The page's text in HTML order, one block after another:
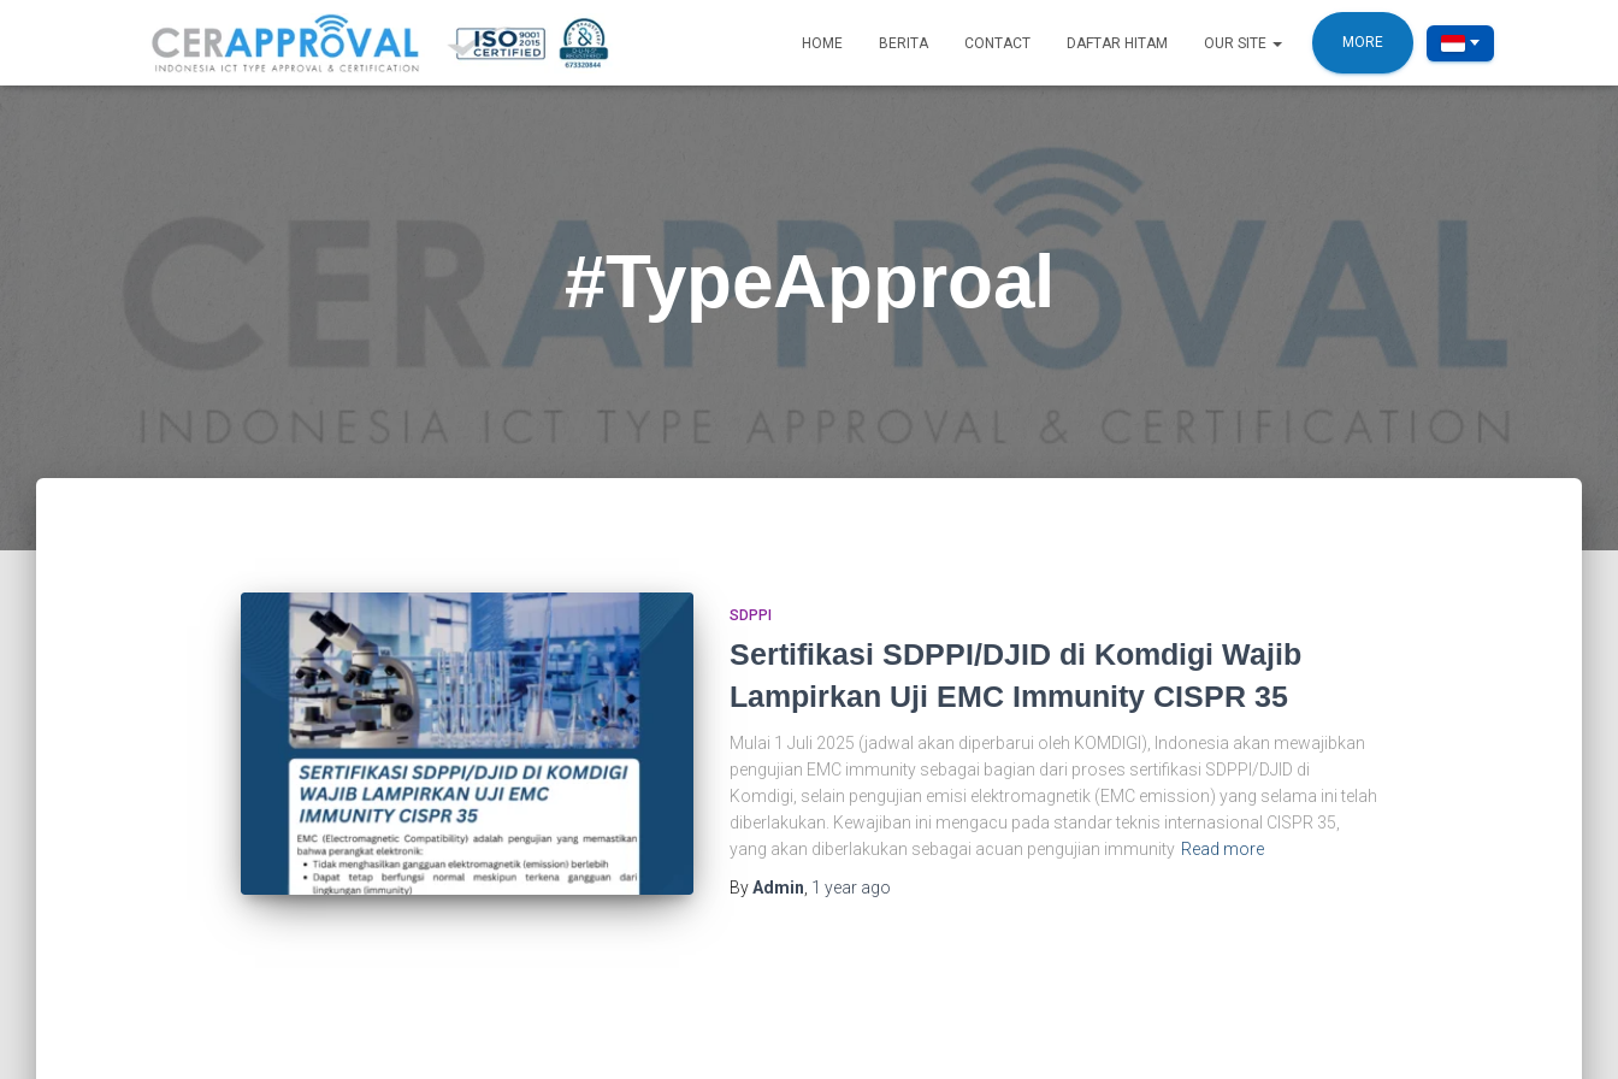
HOME BERITA CONTACT DAFTAR HITAM OUR SITE MORE
#TypeApproal
SDPPI
Sertifikasi SDPPI/DJID di Komdigi Wajib
Lampirkan Uji EMC Immunity CISPR 35
Mulai 1 Juli 2025 (jadwal akan diperbarui oleh KOMDIGI), Indonesia akan mewajibkan
pengujian EMC immunity sebagai bagian dari proses sertifikasi SDPPI/DJID di
Komdigi, selain pengujian emisi elektromagnetik (EMC emission) yang selama ini telah
diberlakukan. Kewajiban ini mengacu pada standar teknis internasional CISPR 35,
yang akan diberlakukan sebagai acuan pengujian immunity Read more
ByAdmin 1 yearago